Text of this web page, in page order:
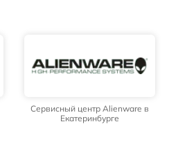
Сервисный центр Alienware в
Екатеринбурге